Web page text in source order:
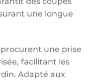
une longue
une prise
facilitant les
Adapté aux